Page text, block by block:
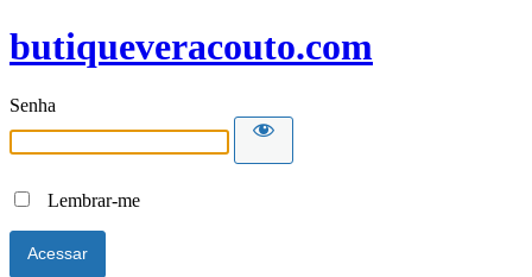
butiqueveracouto.com
Senha
Lembrar-me